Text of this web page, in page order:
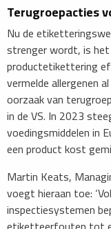
Terugroepacties
Nu de
strenger wordt, is
productetikettering
vermelde allergenen
oorzaak van
in de VS. In 2023
voedingsmiddelen in
een product kost
Martin Keats,
voegt hieraan toe:
inspectiesystemen